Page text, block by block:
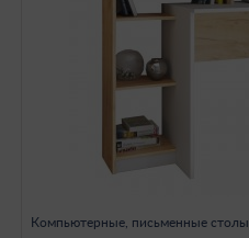
Компьютерные, письменные столы